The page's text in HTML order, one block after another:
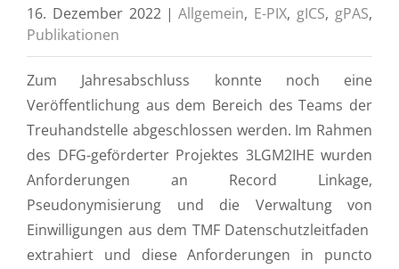
16. Dezember 2022 | Allgemein, E-PIX, gICS, gPAS,
Publikationen
Zum Jahresabschluss konnte noch eine
Veröffentlichung aus dem Bereich des Teams der
Treuhandstelle abgeschlossen werden. Im Rahmen
des DFG-geförderter Projektes 3LGM2IHE wurden
Anforderungen an Record Linkage,
Pseudonymisierung und die Verwaltung von
Einwilligungen aus dem TMF Datenschutzleitfaden
extrahiert und diese Anforderungen in puncto